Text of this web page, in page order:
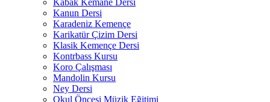
Kabak Kemane Dersi
Kanun Dersi
Karadeniz Kemençe
Karikatür Çizim Dersi
Klasik Kemençe Dersi
Kontrbass Kursu
Koro Çalışması
Mandolin Kursu
Ney Dersi
Okul Öncesi Müzik Eğitimi